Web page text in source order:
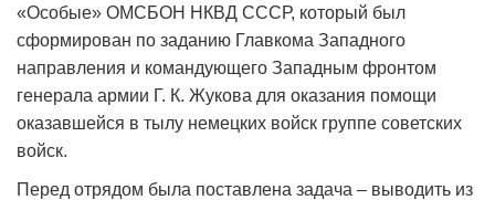
«Особые» ОМСБОН НКВД СССР, который был
сформирован по заданию Главкома Западного
направления и командующего Западным фронтом
генерала армии Г. К. Жукова для оказания помощи
оказавшейся в тылу немецких войск группе советских
войск.
Перед отрядом была поставлена задача – выводить из